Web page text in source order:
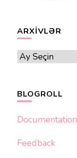
ARXIVLƏR
Arxivlər
BLOGROLL
Documentation
Feedback